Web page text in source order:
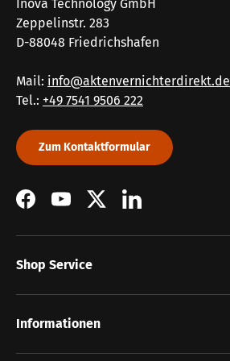
Inova Technology GmbH
Zeppelinstr. 283
D-88048 Friedrichshafen
Mail: info@aktenvernichterdirekt.de
Tel.: +49 7541 9506 222
Zum Kontaktformular
FacebookYouTubeTwitterLinkedIn
Shop Service
Informationen